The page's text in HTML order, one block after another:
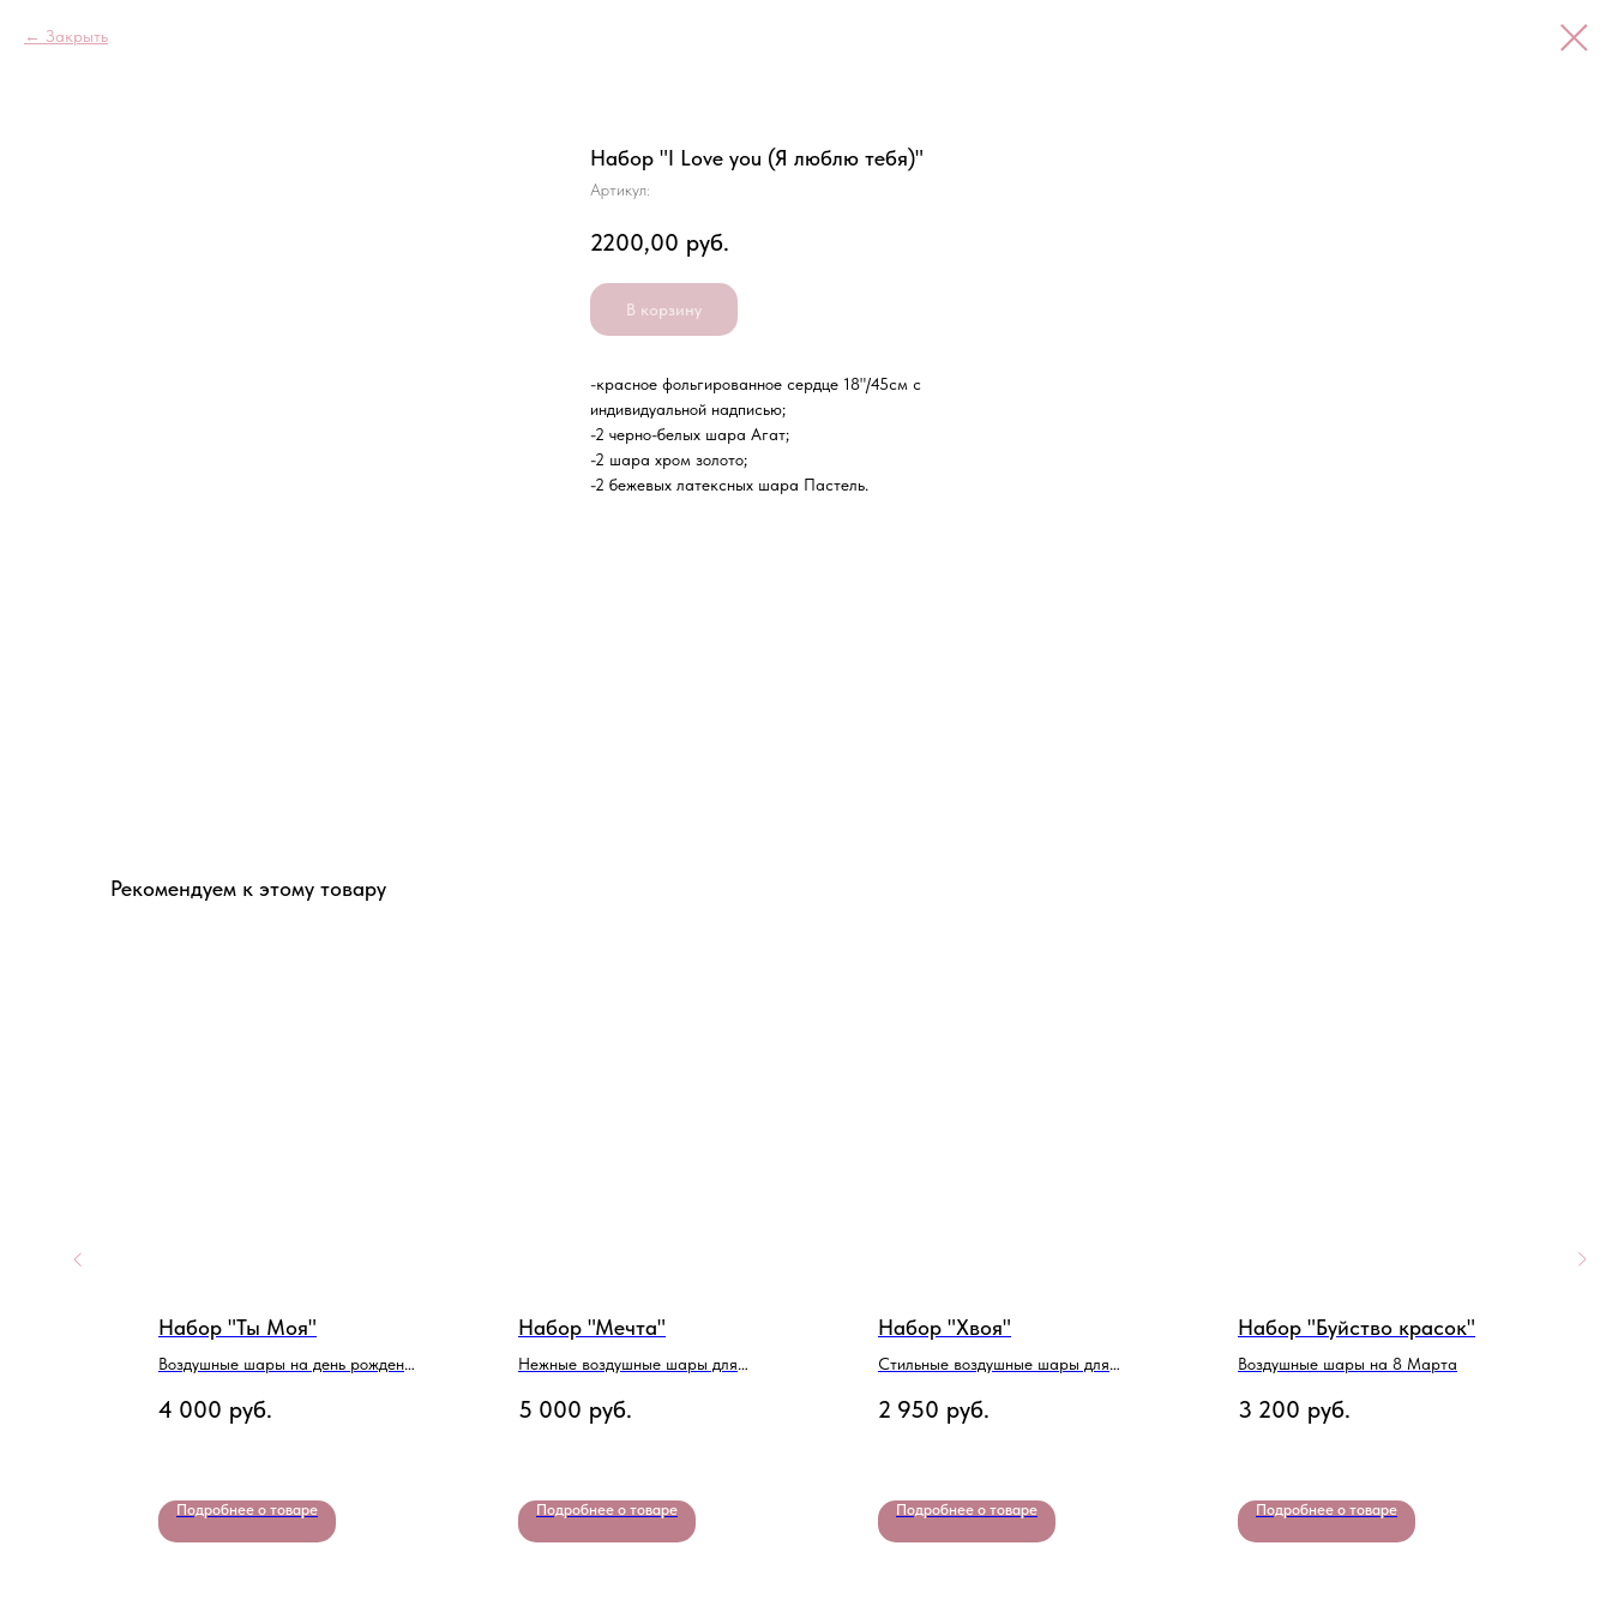
Закрыть
Набор "I Love you (Я люблю тебя)"
Артикул:
2200,00 руб.
В корзину
-красное фольгированное сердце 18"/45см с
индивидуальной надписью;
-2 черно-белых шара Агат;
-2 шара хром золото;
-2 бежевых латексных шара Пастель.
Рекомендуем к этому товару
Набор "Ты Моя"
Воздушные шары на день рождения
4 000 руб.
Подробнее о товаре
Набор "Мечта"
Нежные воздушные шары для
5 000 руб.
Подробнее о товаре
Набор "Хвоя"
Стильные воздушные шары для
2 950 руб.
Подробнее о товаре
Набор "Буйство красок"
Воздушные шары на 8 Марта
3 200 руб.
Подробнее о товаре